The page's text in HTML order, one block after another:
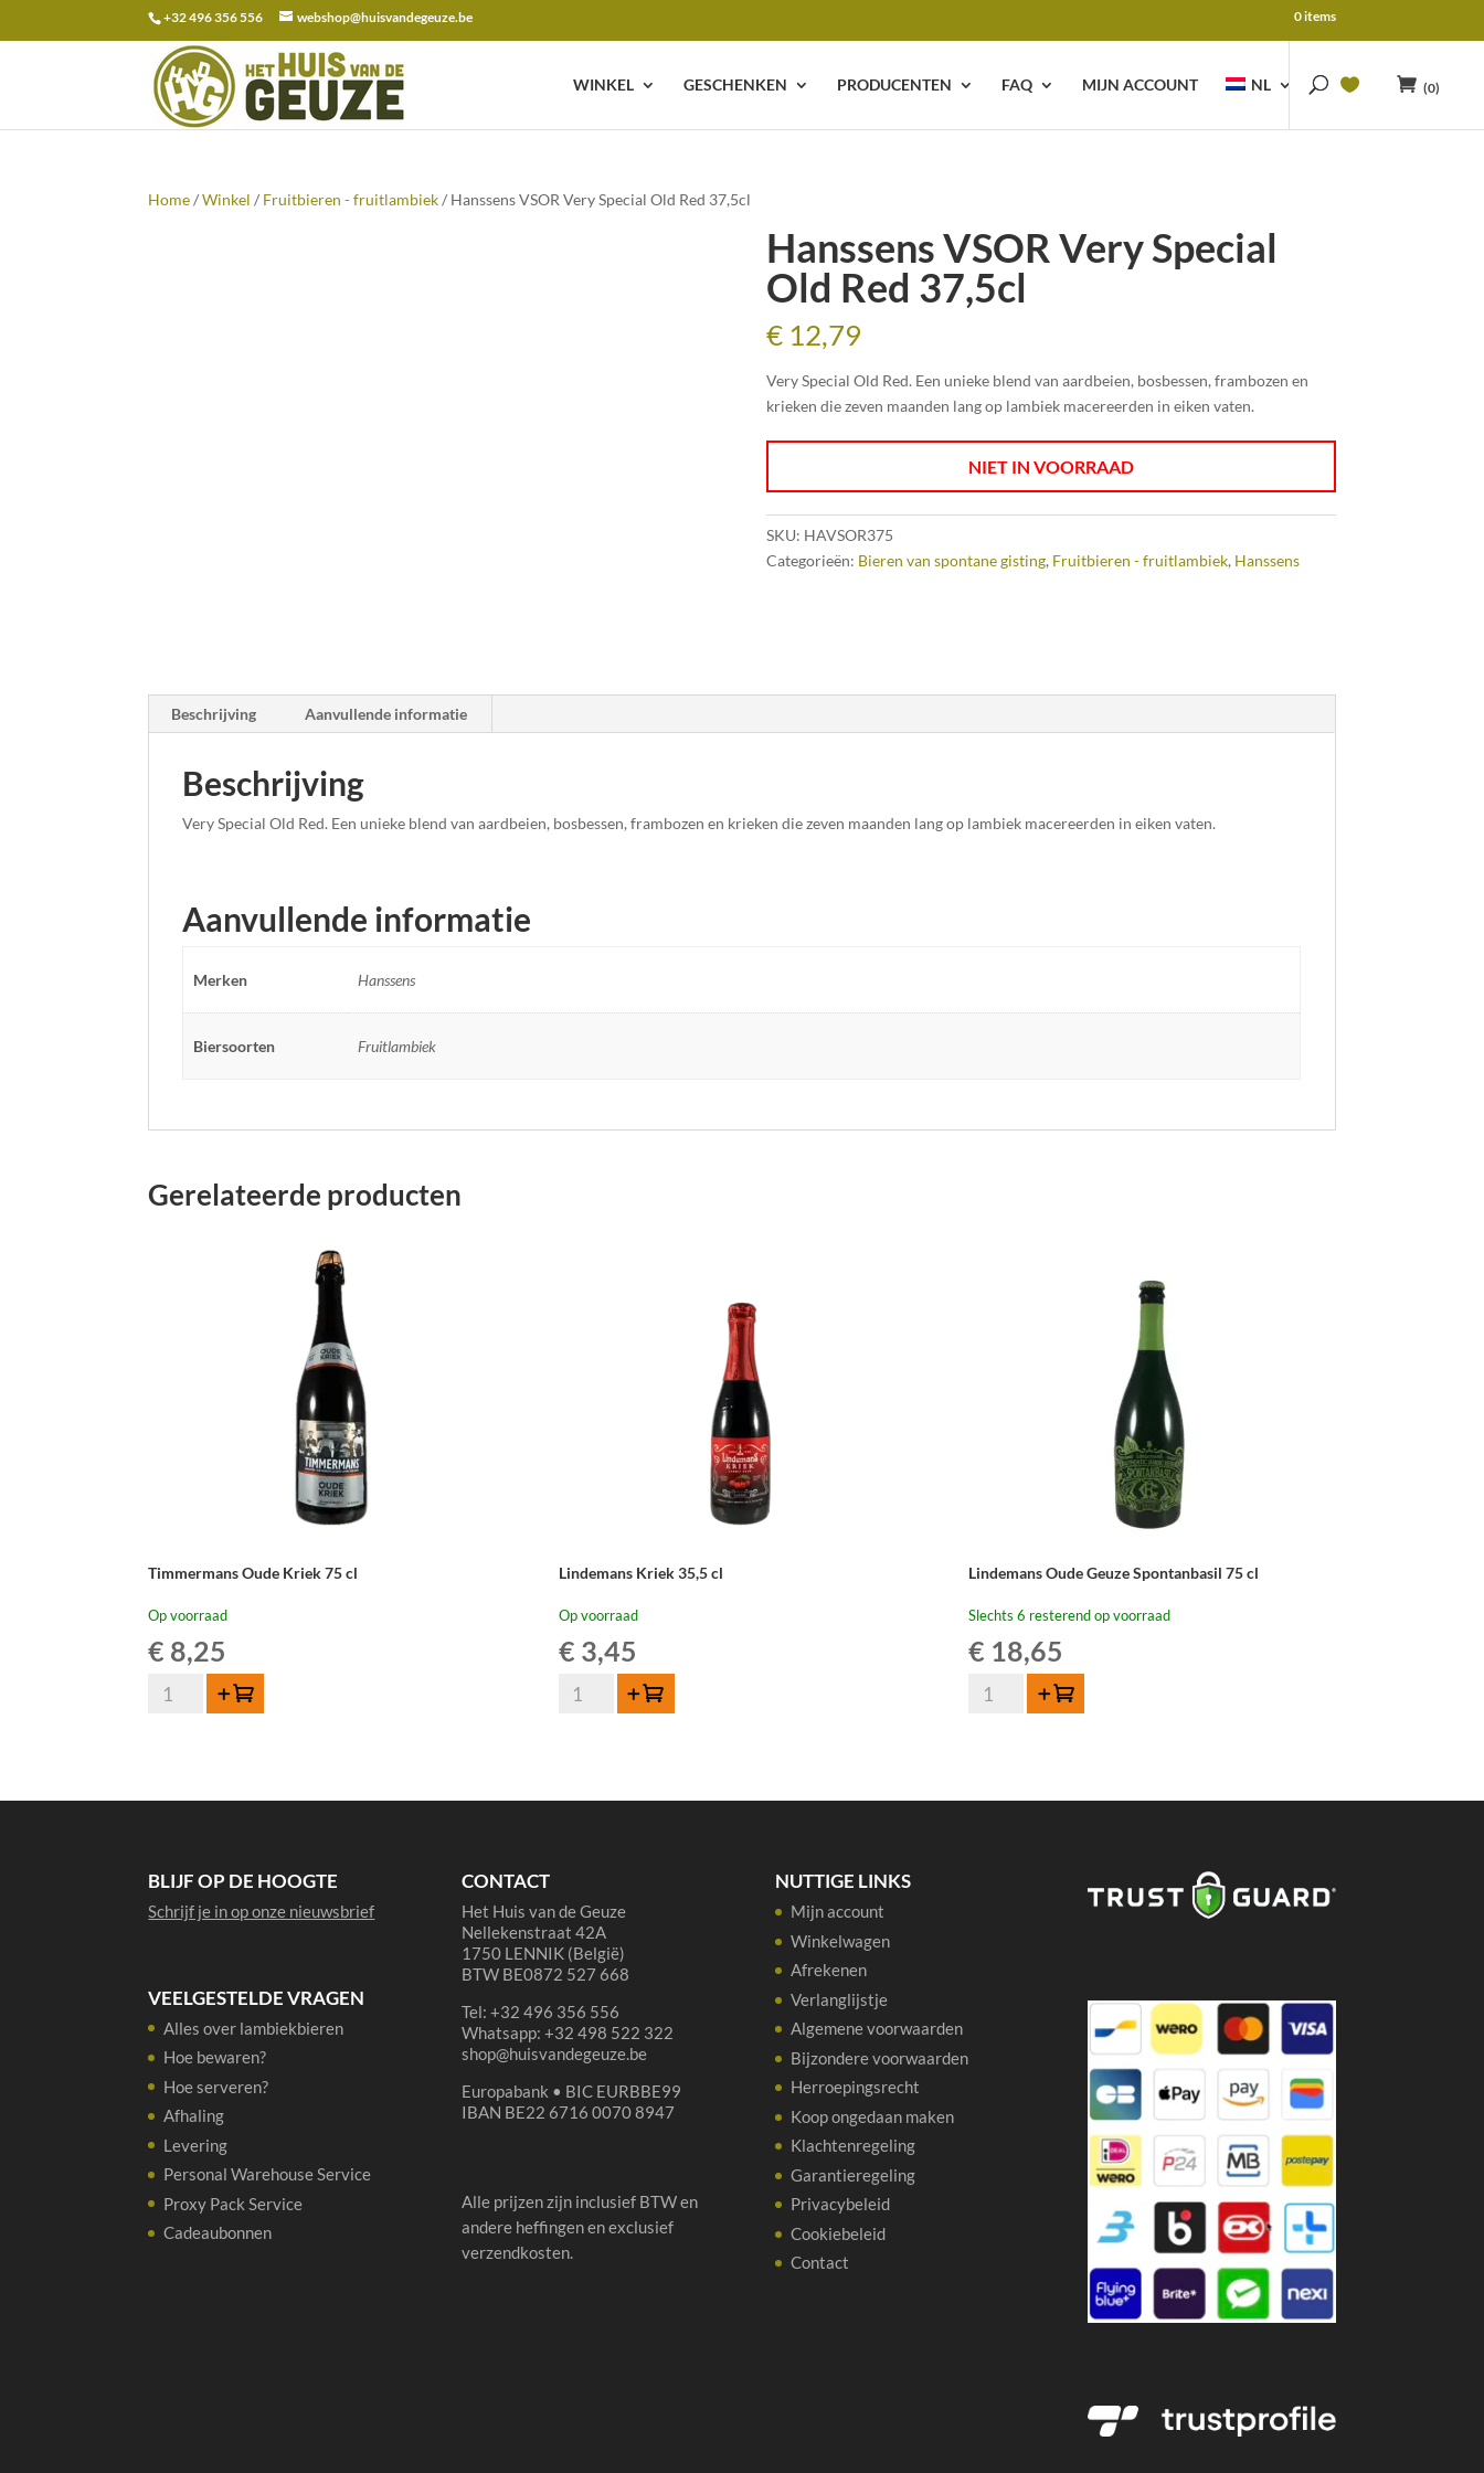
+32 496 356 556 webshop@huisvandegeuze.be 0 items
WINKEL GESCHENKEN PRODUCENTEN FAQ MIJN ACCOUNT NL (0)
Zoeken
naar:
Home/Winkel / Fruitbieren - fruitlambiek/ Hanssens VSOR Very Special Old Red 37,5cl
Hanssens VSOR Very Special
Old Red 37,5cl
€12,79
Very Special Old Red. Een unieke blend van aardbeien, bosbessen, frambozen en
krieken die zeven maanden lang op lambiek macereerden in eiken vaten.
NIET IN VOORRAAD
SKU: HAVSOR375
Categorieën: Bieren van spontane gisting, Fruitbieren - fruitlambiek, Hanssens
Beschrijving Aanvullende informatie
Beschrijving
Very Special Old Red. Een unieke blend van aardbeien, bosbessen, frambozen en krieken die zeven maanden lang op lambiek macereerden in eiken vaten.
Aanvullende informatie
Merken Hanssens
Biersoorten Fruitlambiek
Gerelateerde producten
Timmermans Oude Kriek 75 cl
Op voorraad
€ 8,25
TimmermansToevoegen
Lindemans Kriek 35,5 cl
Op voorraad
€ 3,45
Lindemans Toevoegen
Lindemans Oude Geuze Spontanbasil 75 cl
Slechts 6 resterend op voorraad
€ 18,65
Lindemans Toevoegen
BLIJF OP DE HOOGTE
Schrijf je in op onze nieuwsbrief
VEELGESTELDE VRAGEN
Alles over lambiekbieren
Hoe bewaren?
Hoe serveren?
Afhaling
Levering
Personal Warehouse Service
Proxy Pack Service
Cadeaubonnen
CONTACT
Het Huis van de Geuze
Nellekenstraat 42A
1750 LENNIK (België)
BTW BE0872 527 668
Tel: +32 496 356 556
Whatsapp: +32 498 522 322
shop@huisvandegeuze.be
Europabank • BIC EURBBE99
IBAN BE22 6716 0070 8947
Alle prijzen zijn inclusief BTW en
andere heffingen en exclusief
verzendkosten.
NUTTIGE LINKS
Mijn account
Winkelwagen
Afrekenen
Verlanglijstje
Algemene voorwaarden
Bijzondere voorwaarden
Herroepingsrecht
Koop ongedaan maken
Klachtenregeling
Garantieregeling
Privacybeleid
Cookiebeleid
Contact